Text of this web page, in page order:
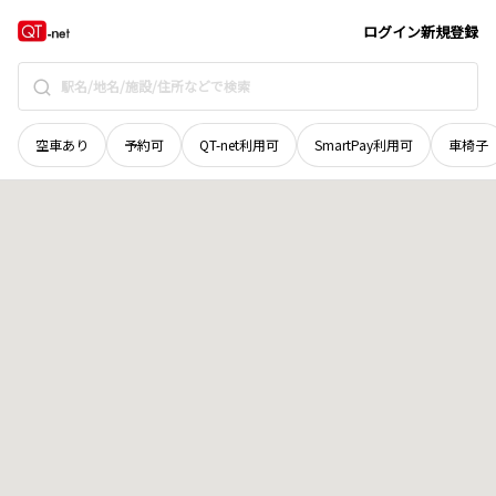
ログイン新規登録
空車あり 予約可 QT-net利用可 SmartPay利用可 車椅子
島根県